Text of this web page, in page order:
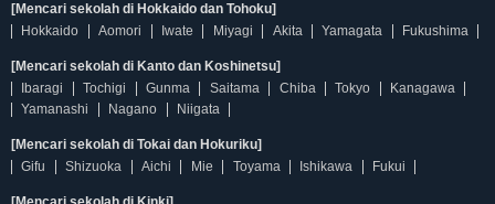
[Mencari sekolah di Hokkaido dan Tohoku]
Hokkaido
Aomori Iwate Miyagi Akita Yamagata Fukushima
[Mencari sekolah di Kanto dan Koshinetsu]
Ibaragi
Tochigi Gunma Saitama Chiba Tokyo
Kanagawa
Yamanashi
Nagano Niigata
[Mencari sekolah di Tokai dan Hokuriku]
Gifu
Shizuoka Aichi Mie Toyama Ishikawa Fukui